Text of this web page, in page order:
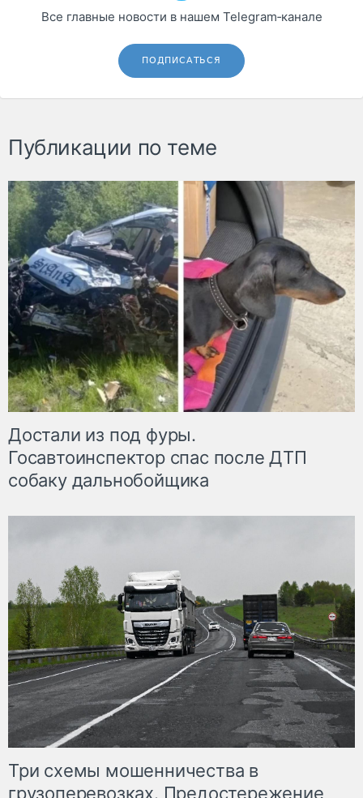
Все главные новости в нашем Telegram‑канале
ПОДПИСАТЬСЯ
Публикации по теме
Достали из под фуры.
Госавтоинспектор спас после ДТП
собаку дальнобойщика
Три схемы мошенничества в
грузоперевозках. Предостережение